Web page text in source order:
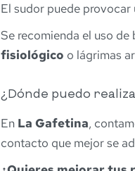
El sudor puede
Se recomienda el uso
fisiológico o lágrimas
¿Dónde puedo
En La Gafetina,
contacto que mejor se